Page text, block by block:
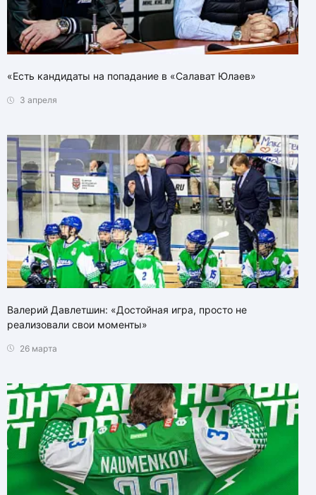
«Есть кандидаты на попадание в «Салават Юлаев»
3 апреля
Валерий Давлетшин: «Достойная игра, просто не
реализовали свои моменты»
26 марта